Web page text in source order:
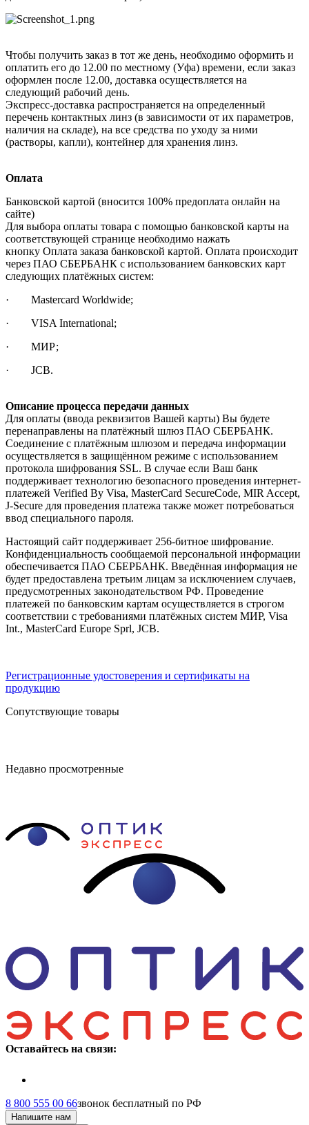
Чтобы получить заказ в тот же день, необходимо оформить и
оплатить его до 12.00 по местному (Уфа) времени, если заказ
оформлен после 12.00, доставка осуществляется на
следующий рабочий день.
Экспресс-доставка распространяется на определенный
перечень контактных линз (в зависимости от их параметров,
наличия на складе), на все средства по уходу за ними
(растворы, капли), контейнер для хранения линз.
Оплата
Банковской картой (вносится 100% предоплата онлайн на
сайте)
Для выбора оплаты товара с помощью банковской карты на
соответствующей странице необходимо нажать
кнопку Оплата заказа банковской картой. Оплата происходит
через ПАО СБЕРБАНК с использованием банковских карт
следующих платёжных систем:
· Mastercard Worldwide;
· VISA International;
· МИР;
· JCB.
Описание процесса передачи данных
Для оплаты (ввода реквизитов Вашей карты) Вы будете
перенаправлены на платёжный шлюз ПАО СБЕРБАНК.
Соединение с платёжным шлюзом и передача информации
осуществляется в защищённом режиме с использованием
протокола шифрования SSL. В случае если Ваш банк
поддерживает технологию безопасного проведения интернет-
платежей Verified By Visa, MasterCard SecureCode, MIR Accept,
J-Secure для проведения платежа также может потребоваться
ввод специального пароля.
Настоящий сайт поддерживает 256-битное шифрование.
Конфиденциальность сообщаемой персональной информации
обеспечивается ПАО СБЕРБАНК. Введённая информация не
будет предоставлена третьим лицам за исключением случаев,
предусмотренных законодательством РФ. Проведение
платежей по банковским картам осуществляется в строгом
соответствии с требованиями платёжных систем МИР, Visa
Int., MasterCard Europe Sprl, JCB.
Регистрационные удостоверения и сертификаты на
продукцию
Сопутствующие товары
Недавно просмотренные
Оставайтесь на связи:
8 800 555 00 66звонок бесплатный по РФ
Напишите нам